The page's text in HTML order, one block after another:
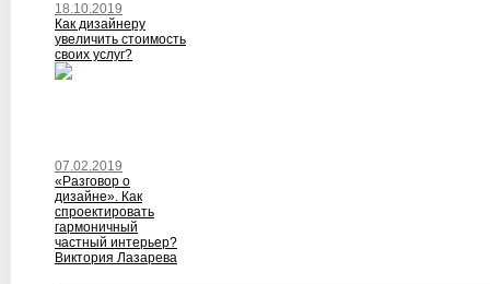
18.10.2019
Как дизайнеру
увеличить стоимость
своих услуг?
07.02.2019
«Разговор о
дизайне». Как
спроектировать
гармоничный
частный интерьер?
Виктория Лазарева